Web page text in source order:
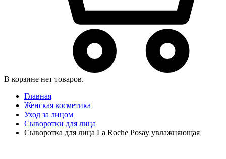
В корзине нет товаров.
Главная
Женская косметика
Уход за лицом
Сыворотки для лица
Сыворотка для лица La Roche Posay увлажняющая